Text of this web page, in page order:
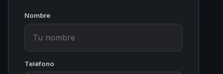
Nombre
Teléfono